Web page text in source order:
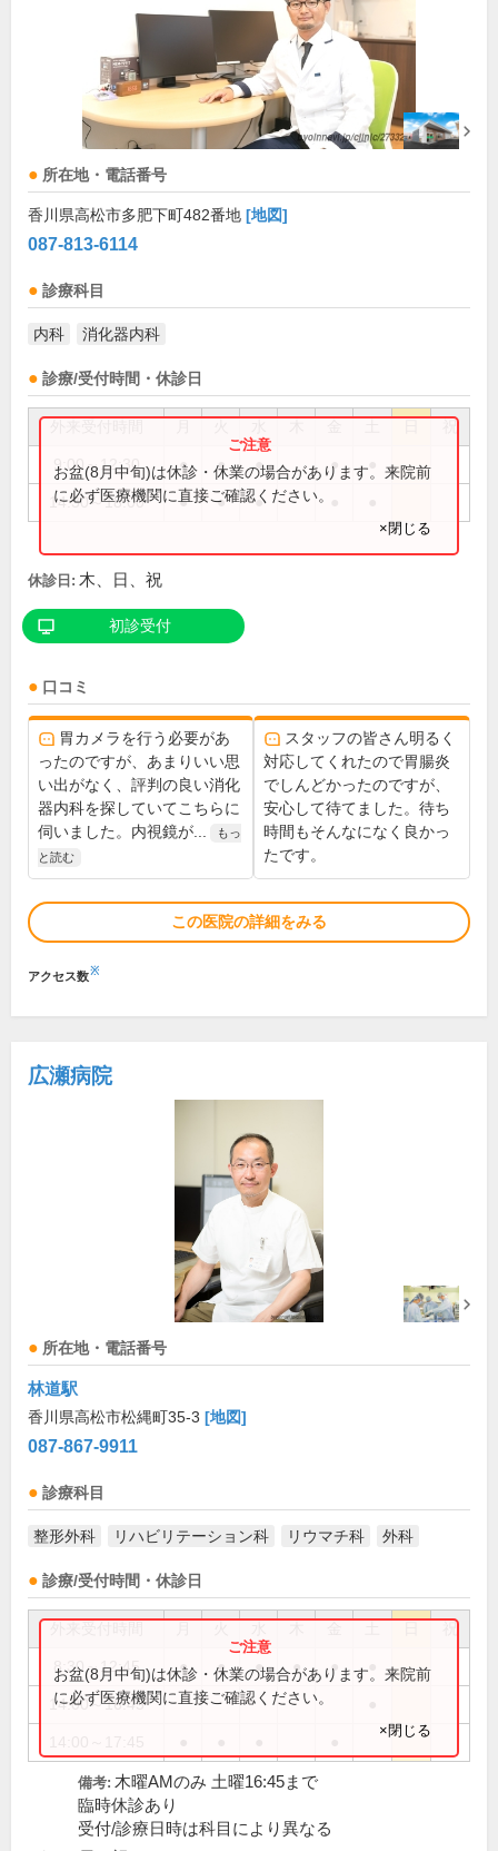
所在地・電話番号
香川県高松市多肥下町482番地 [地図]
087-813-6114
診療科目
内科 消化器内科
診療/受付時間・休診日
祝
9:00～12:30 ● ● ● ●
14:30～18:00 ● ● ●
お盆(8月中旬)は休診・休業の場合があります。来院前
に必ず医療機関に直接ご確認ください。
×閉じる
休診日: 木、日、祝
初診受付
口コミ
胃カメラを行う必要があ
ったのですが、あまりいい思
い出がなく、評判の良い消化
器内科を探していてこちらに
伺いました。内視鏡が...
もっ
と読む
スタッフの皆さん明るく
対応してくれたので胃腸炎
でしんどかったのですが、
安心して待てました。待ち
時間もそんなになく良かっ
たです。
この医院の詳細をみる
アクセス数※
広瀬病院
所在地・電話番号
林道駅
香川県高松市松縄町35-3 [地図]
087-867-9911
診療科目
整形外科 リハビリテーション科 リウマチ科 外科
診療/受付時間・休診日
祝
8:30～12:45 ● ● ● ● ●
14:00～16:45
お盆(8月中旬)は休診・休業の場合があります。来院前
に必ず医療機関に直接ご確認ください。
×閉じる
備考: 木曜AMのみ 土曜16:45まで
臨時休診あり
受付/診療日時は科目により異なる